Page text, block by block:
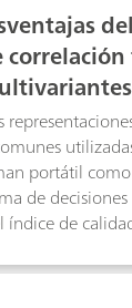
una variedad
portátil como
de
índice de
(valor p).